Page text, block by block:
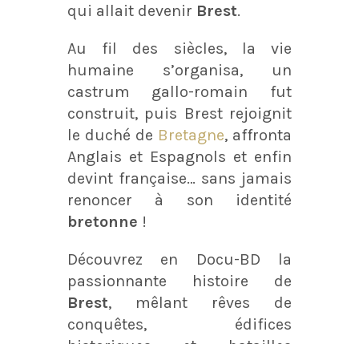
qui allait devenir Brest.
Au fil des siècles, la vie
humaine s’organisa, un
castrum gallo-romain fut
construit, puis Brest rejoignit
le duché de Bretagne, affronta
Anglais et Espagnols et enfin
devint française… sans jamais
renoncer à son identité
bretonne !
Découvrez en Docu-BD la
passionnante histoire de
Brest, mêlant rêves de
conquêtes, édifices